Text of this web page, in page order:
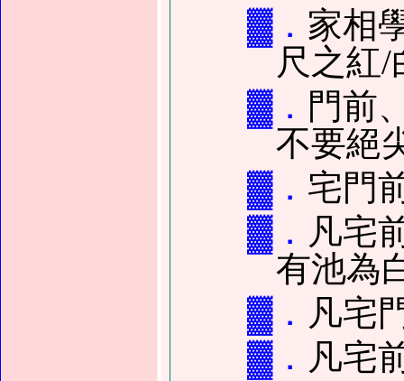
▓． 家相
尺之紅
▓． 門前
不要絕
▓． 宅門
▓． 凡宅
有池為
▓． 凡宅
▓． 凡宅